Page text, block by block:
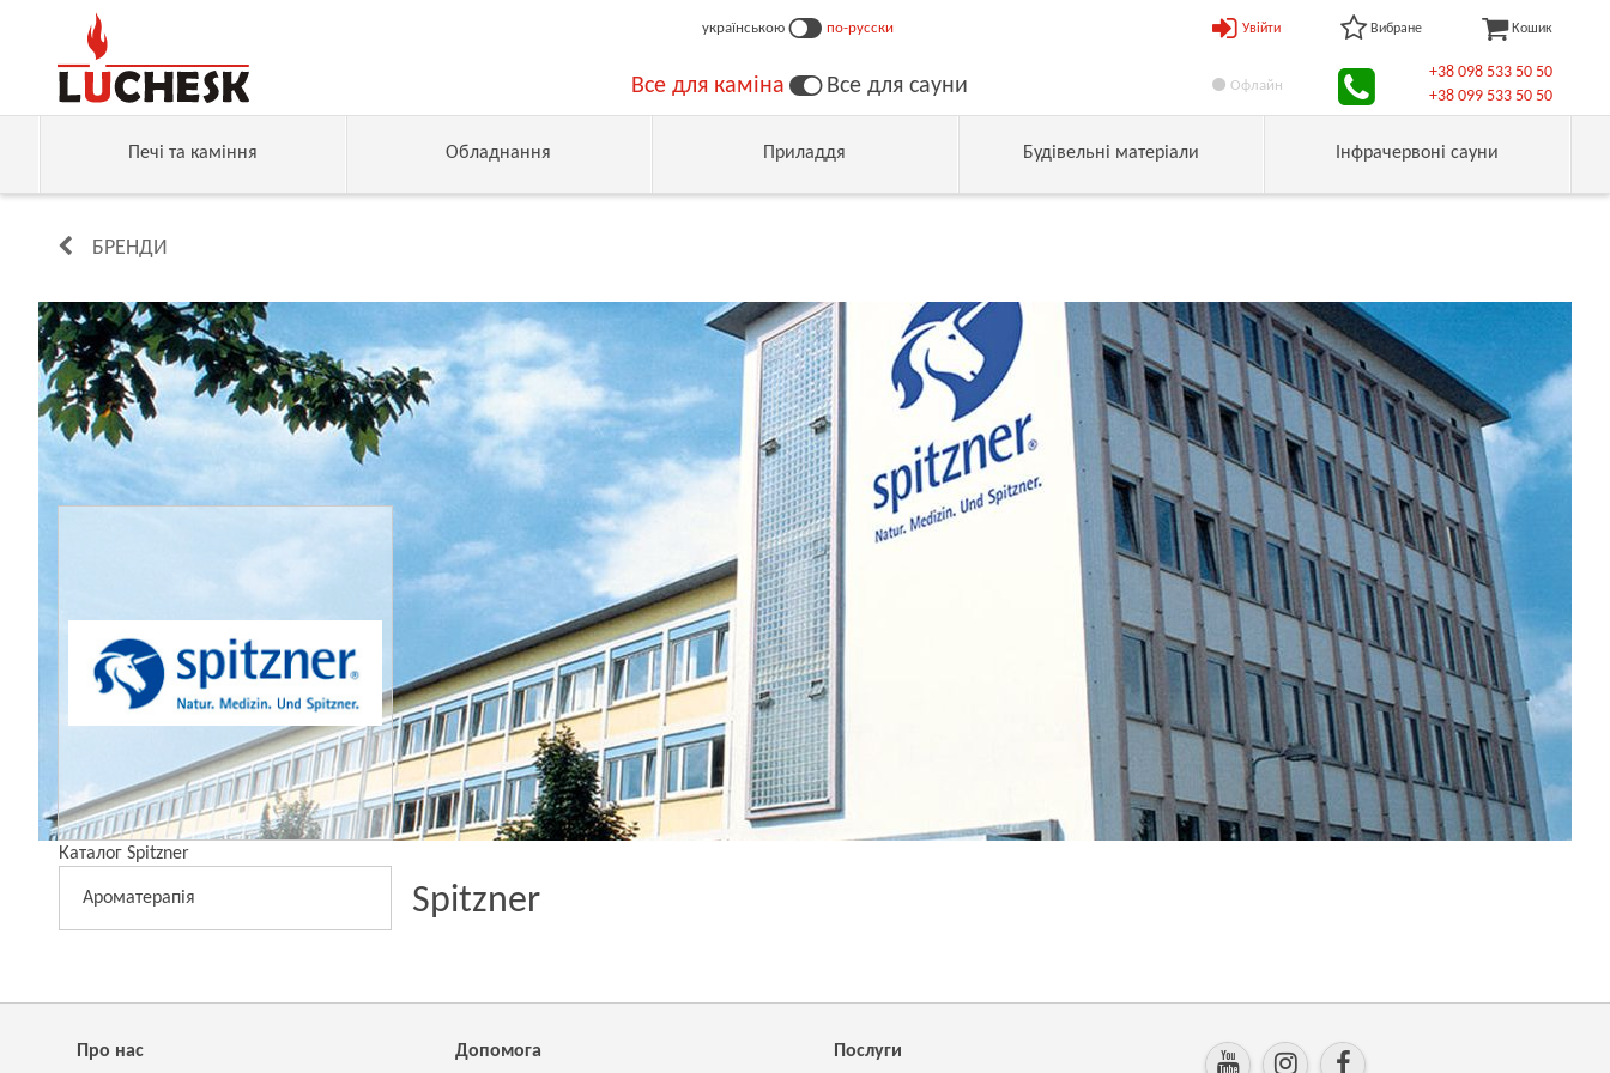
українською по-русски
Все для каміна Все для сауни
Увійти Вибране Кошик
Офлайн
+38 098 533 50 50
+38 099 533 50 50
Печі та каміння Обладнання Приладдя Будівельні матеріали Інфрачервоні сауни
БРЕНДИ
Каталог Spitzner
Ароматерапія Spitzner
Про нас Допомога Послуги